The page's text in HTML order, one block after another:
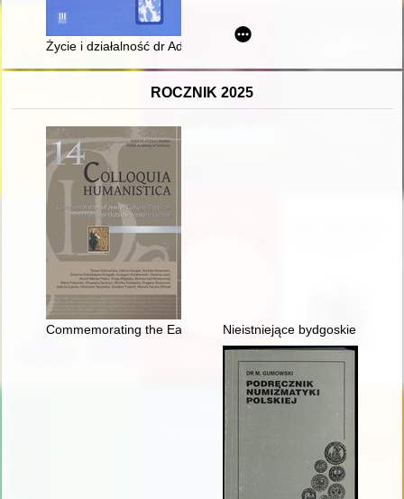
Życie i działalność dr Ady Markowej-Rutkowskiej (1883-1963)
ROCZNIK 2025
Commemorating the Eastern European Jewish past through
Nieistniejące bydgoskie